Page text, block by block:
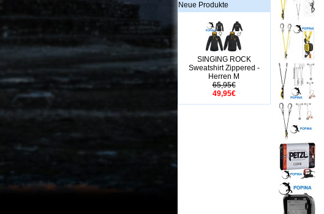
Neue Produkte
SINGING ROCK
Sweatshirt Zippered -
Herren M
65,95€
49,95€